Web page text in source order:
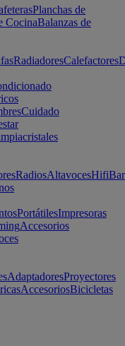
Planchas de
CocinaBalanzas de
RadiadoresCalefactores
Cuidado
RadiosAltavocesHifi
PortátilesImpresoras
Accesorios
AdaptadoresProyectores
AccesoriosBicicletas